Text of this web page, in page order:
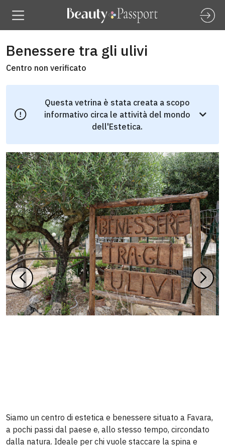
Benessere tra gli ulivi
Centro non verificato
Questa vetrina è stata creata a scopo
informativo circa le attività del mondo
dell'Estetica.
Siamo un centro di estetica e benessere situato a Favara,
a pochi passi dal paese e, allo stesso tempo, circondato
dalla natura. Ideale per chi vuole staccare la spina e